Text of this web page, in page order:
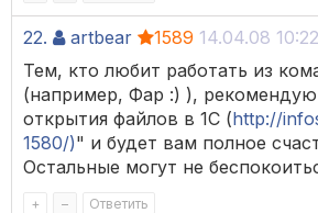
22. artbear 1589 14.04.08 10:22
Тем, кто любит работать из
(например, Фар :) ),
открытия файлов в 1С (http://
1580/)" и будет вам полное
Остальные могут не
+ – Ответить